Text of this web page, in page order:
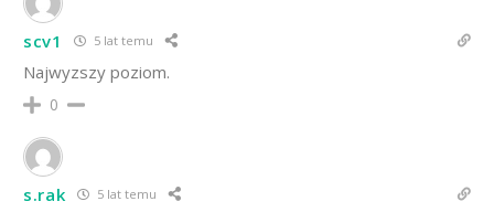
scv1 5 lat temu
Najwyzszy poziom.
0
s.rak 5 lat temu